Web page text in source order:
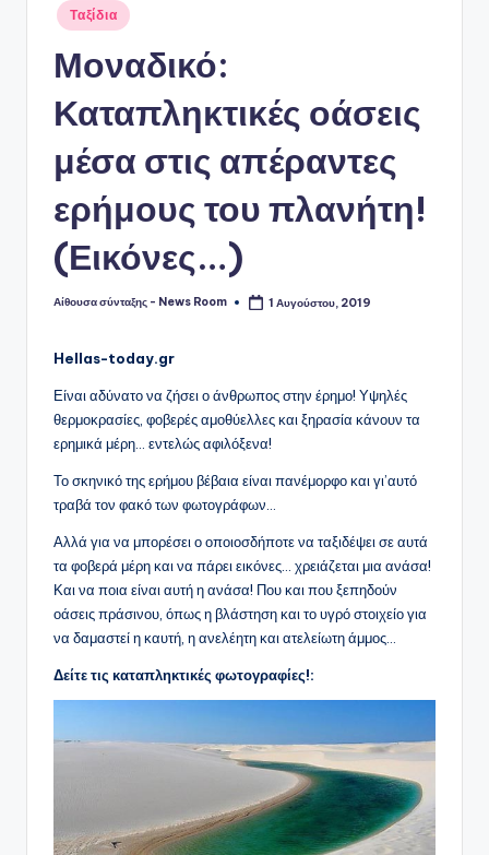
Αναρτήθηκε
σε
Ταξίδια
Μοναδικό:
Καταπληκτικές οάσεις
μέσα στις απέραντες
ερήμους του πλανήτη!
(Εικόνες…)
Συγγραφέας:
Αίθουσα σύνταξης - News Room 1 Αυγούστου, 2019
Hellas-today.gr
Είναι αδύνατο να ζήσει ο άνθρωπος στην έρημο! Υψηλές
θερμοκρασίες, φοβερές αμοθύελλες και ξηρασία κάνουν τα
ερημικά μέρη… εντελώς αφιλόξενα!
Το σκηνικό της ερήμου βέβαια είναι πανέμορφο και γι’αυτό
τραβά τον φακό των φωτογράφων…
Αλλά για να μπορέσει ο οποιοσδήποτε να ταξιδέψει σε αυτά
τα φοβερά μέρη και να πάρει εικόνες… χρειάζεται μια ανάσα!
Και να ποια είναι αυτή η ανάσα! Που και που ξεπηδούν
οάσεις πράσινου, όπως η βλάστηση και το υγρό στοιχείο για
να δαμαστεί η καυτή, η ανελέητη και ατελείωτη άμμος…
Δείτε τις καταπληκτικές φωτογραφίες!: